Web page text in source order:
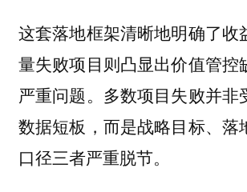
这套落地框架清晰地明确了收
量失败项目则凸显出价值管控
严重问题。多数项目失败并非
数据短板，而是战略目标、落
口径三者严重脱节。